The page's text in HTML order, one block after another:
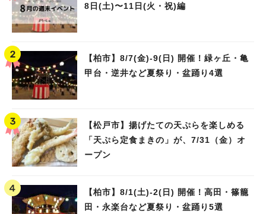
8日(土)〜11日(火・祝)編
【柏市】8/7(金)‐9(日) 開催！緑ヶ丘・亀
甲台・逆井など夏祭り・盆踊り4選
【松戸市】揚げたての天ぷらを楽しめる
「天ぷら定食まきの」が、7/31（金）オ
ープン
【柏市】8/1(土)‐2(日) 開催！高田・篠籠
田・永楽台など夏祭り・盆踊り5選